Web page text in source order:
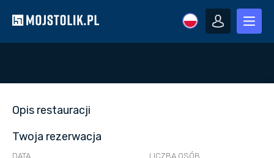
Opis restauracji
Twoja rezerwacja
DATA LICZBA OSÓB